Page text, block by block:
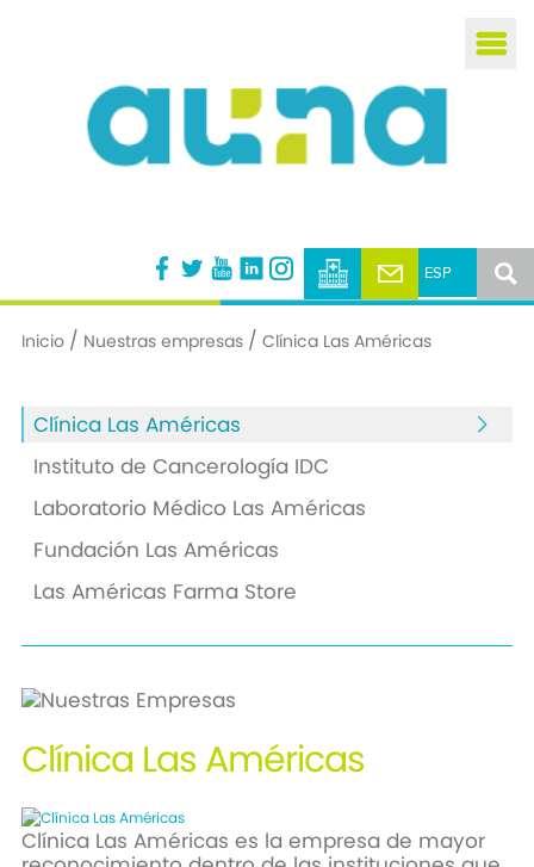
Inicio/ Nuestras empresas/ Clínica Las Américas
Clínica Las Américas
Instituto de Cancerología IDC
Laboratorio Médico Las Américas
Fundación Las Américas
Las Américas Farma Store
Clínica Las Américas
Clínica Las Américas es la empresa de mayor